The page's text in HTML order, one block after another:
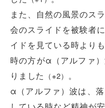
また、自然の風景のス
会のスライドを被験者
イドを見ている時より
時の方がα（アルファ
りました （※2） 。
α（アルファ）波は、